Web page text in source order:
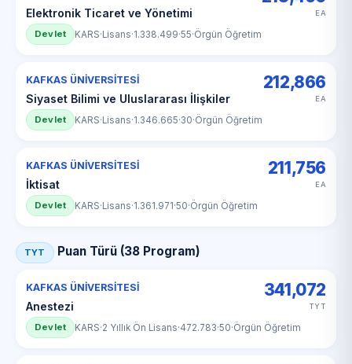
Elektronik Ticaret ve Yönetimi EA
Devlet KARS·Lisans·1.338.499·55·Örgün Öğretim
KAFKAS ÜNİVERSİTESİ
Siyaset Bilimi ve Uluslararası İlişkiler
212,866
EA
Devlet KARS·Lisans·1.346.665·30·Örgün Öğretim
KAFKAS ÜNİVERSİTESİ
İktisat
211,756
EA
Devlet KARS·Lisans·1.361.971·50·Örgün Öğretim
TYT Puan Türü (38 Program)
KAFKAS ÜNİVERSİTESİ
Anestezi
341,072
TYT
Devlet KARS·2 Yıllık Ön Lisans·472.783·50·Örgün Öğretim